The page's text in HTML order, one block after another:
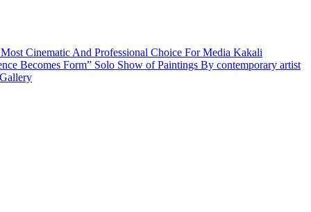
Cinematic And Professional Choice For Media Kakali
Becomes Form” Solo Show of Paintings By contemporary artist